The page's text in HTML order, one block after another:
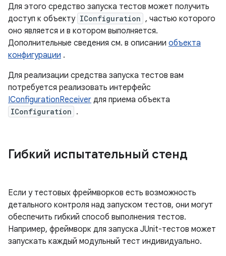
Для этого средство запуска тестов может получить
доступ к объекту IConfiguration , частью которого
оно является и в котором выполняется.
Дополнительные сведения см. в описании объекта
конфигурации .
Для реализации средства запуска тестов вам
потребуется реализовать интерфейс
IConfigurationReceiver для приема объекта
IConfiguration .
Гибкий испытательный стенд
Если у тестовых фреймворков есть возможность
детального контроля над запуском тестов, они могут
обеспечить гибкий способ выполнения тестов.
Например, фреймворк для запуска JUnit-тестов может
запускать каждый модульный тест индивидуально.